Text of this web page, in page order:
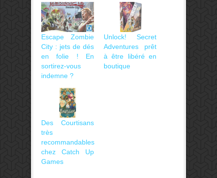
Escape Zombie
City : jets de dés
en folie ! En
sortirez-vous
indemne ?
Unlock! Secret
Adventures prêt
à être libéré en
boutique
Des Courtisans
très
recommandables
chez Catch Up
Games